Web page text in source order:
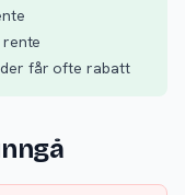
får ofte rabatt